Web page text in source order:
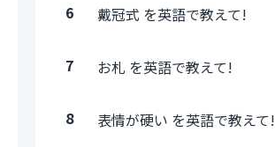
6 戴冠式 を英語で教えて!
7 お札 を英語で教えて!
8 表情が硬い を英語で教えて!